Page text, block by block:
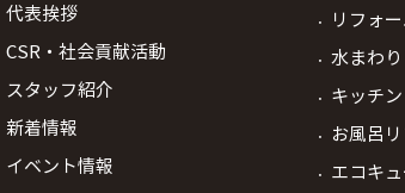
代表挨拶
CSR・社会貢献活動
スタッフ紹介
新着情報
イベント情報
リフォ
水まわ
キッチ
お風呂
エコキ